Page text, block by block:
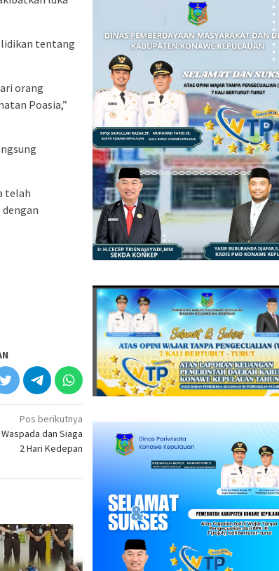
tentang
orang
Poasia,”
telah
dengan
Pos berikutnya
dan Siaga
2 Hari Kedepan